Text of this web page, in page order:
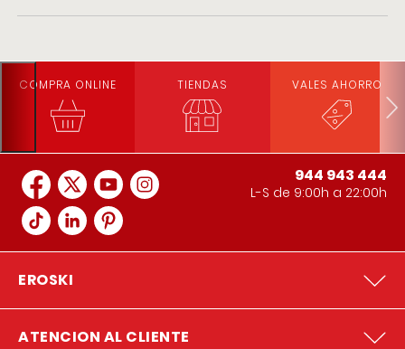
COMPRA ONLINE TIENDAS VALES AHORRO
944 943 444
L-S de 9:00h a 22:00h
EROSKI
ATENCION AL CLIENTE